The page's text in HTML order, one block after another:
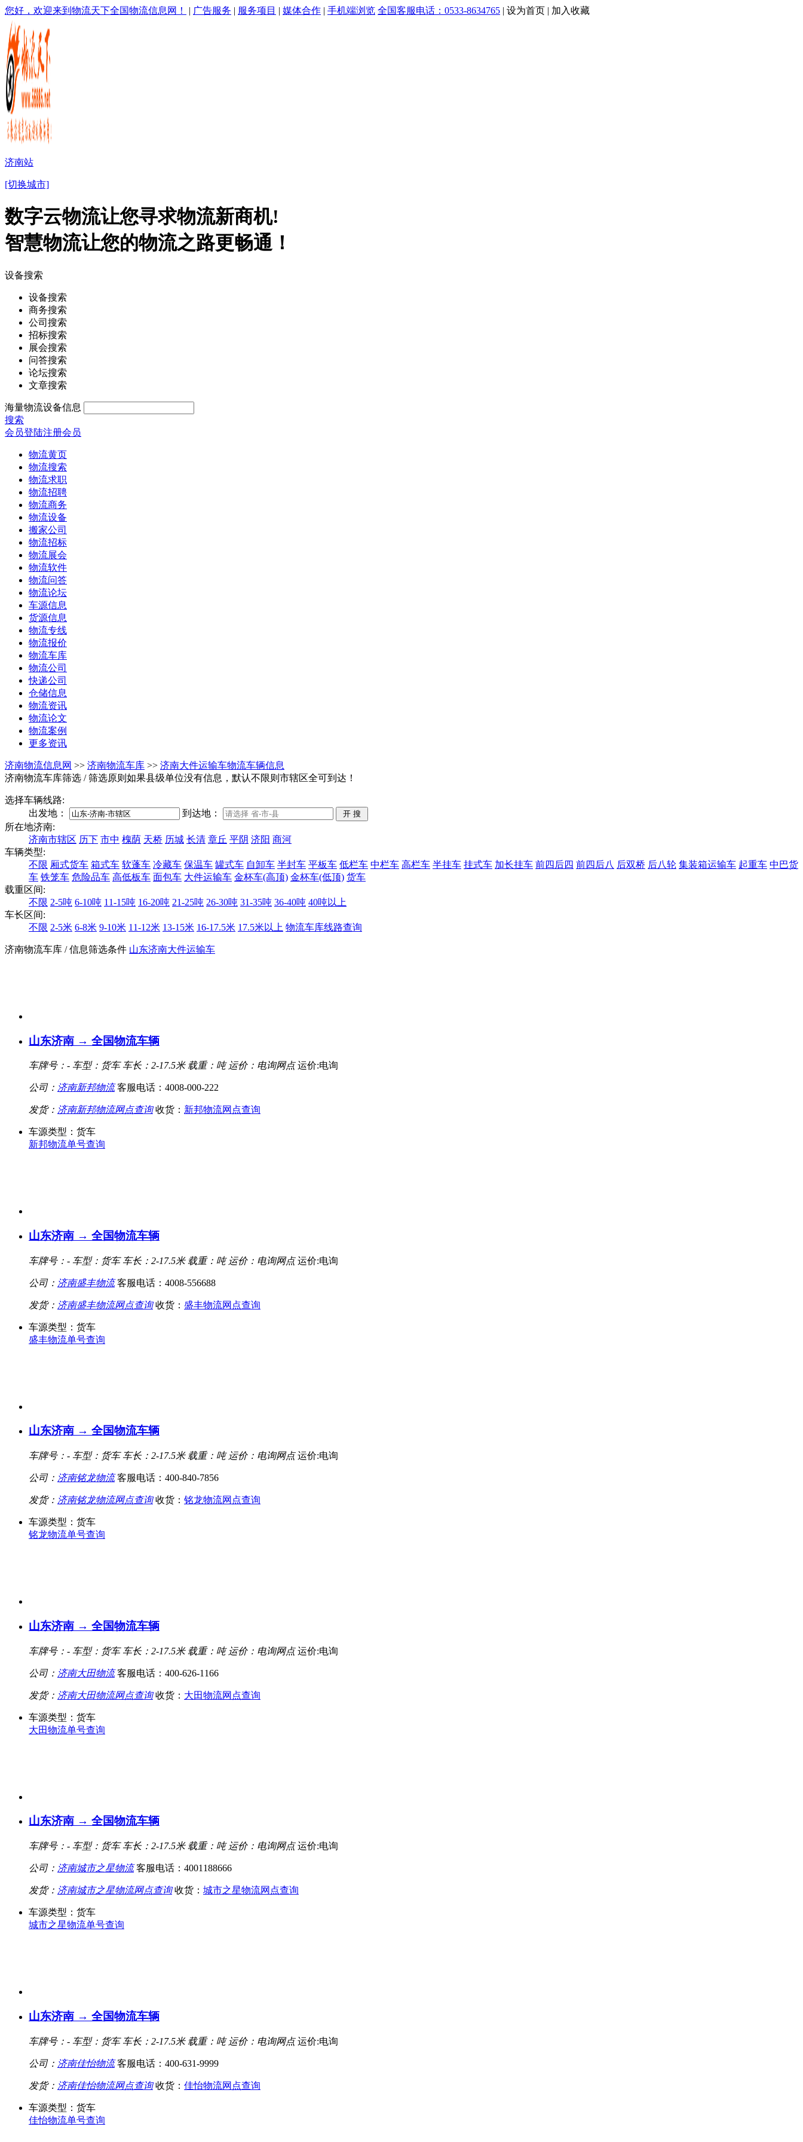
您好，欢迎来到物流天下全国物流信息网！ | 广告服务 | 服务项目 | 媒体合作 | 手机端浏览 全国客服电话：0533-8634765 | 设为首页 | 加入收藏
济南站
[切换城市]
数字云物流让您寻求物流新商机!
智慧物流让您的物流之路更畅通！
设备搜索
设备搜索
商务搜索
公司搜索
招标搜索
展会搜索
问答搜索
论坛搜索
文章搜索
海量物流设备信息
搜索
会员登陆注册会员
物流黄页
物流搜索
物流求职
物流招聘
物流商务
物流设备
搬家公司
物流招标
物流展会
物流软件
物流问答
物流论坛
车源信息
货源信息
物流专线
物流报价
物流车库
物流公司
快递公司
仓储信息
物流资讯
物流论文
物流案例
更多资讯
济南物流信息网 >> 济南物流车库 >> 济南大件运输车物流车辆信息
济南物流车库筛选 / 筛选原则如果县级单位没有信息，默认不限则市辖区全可到达！
选择车辆线路:
出发地：
到达地：
所在地济南:
济南市辖区 历下 市中 槐荫 天桥 历城 长清 章丘 平阴 济阳 商河
车辆类型:
不限 厢式货车 箱式车 软蓬车 冷藏车 保温车 罐式车 自卸车 半封车 平板车 低栏车 中栏车 高栏车 半挂车 挂式车 加长挂车 前四后四 前四后八 后双桥 后八轮 集装箱运输车 起重车 中巴货
车 铁笼车 危险品车 高低板车 面包车 大件运输车 金杯车(高顶) 金杯车(低顶) 货车
载重区间:
不限 2-5吨 6-10吨 11-15吨 16-20吨 21-25吨 26-30吨 31-35吨 36-40吨 40吨以上
车长区间:
不限 2-5米 6-8米 9-10米 11-12米 13-15米 16-17.5米 17.5米以上 物流车库线路查询
济南物流车库 / 信息筛选条件 山东济南大件运输车
山东济南 → 全国物流车辆
车牌号：- 车型：货车 车长：2-17.5米 载重：吨 运价：电询网点运价:电询
公司： 济南新邦物流客服电话：4008-000-222
发货： 济南新邦物流网点查询收货： 新邦物流网点查询
车源类型：货车
新邦物流单号查询
山东济南 → 全国物流车辆
车牌号：- 车型：货车 车长：2-17.5米 载重：吨 运价：电询网点运价:电询
公司： 济南盛丰物流客服电话：4008-556688
发货： 济南盛丰物流网点查询收货： 盛丰物流网点查询
车源类型：货车
盛丰物流单号查询
山东济南 → 全国物流车辆
车牌号：- 车型：货车 车长：2-17.5米 载重：吨 运价：电询网点运价:电询
公司： 济南铭龙物流客服电话：400-840-7856
发货： 济南铭龙物流网点查询收货： 铭龙物流网点查询
车源类型：货车
铭龙物流单号查询
山东济南 → 全国物流车辆
车牌号：- 车型：货车 车长：2-17.5米 载重：吨 运价：电询网点运价:电询
公司： 济南大田物流客服电话：400-626-1166
发货： 济南大田物流网点查询收货： 大田物流网点查询
车源类型：货车
大田物流单号查询
山东济南 → 全国物流车辆
车牌号：- 车型：货车 车长：2-17.5米 载重：吨 运价：电询网点运价:电询
公司： 济南城市之星物流客服电话：4001188666
发货： 济南城市之星物流网点查询收货： 城市之星物流网点查询
车源类型：货车
城市之星物流单号查询
山东济南 → 全国物流车辆
车牌号：- 车型：货车 车长：2-17.5米 载重：吨 运价：电询网点运价:电询
公司： 济南佳怡物流客服电话：400-631-9999
发货： 济南佳怡物流网点查询收货： 佳怡物流网点查询
车源类型：货车
佳怡物流单号查询